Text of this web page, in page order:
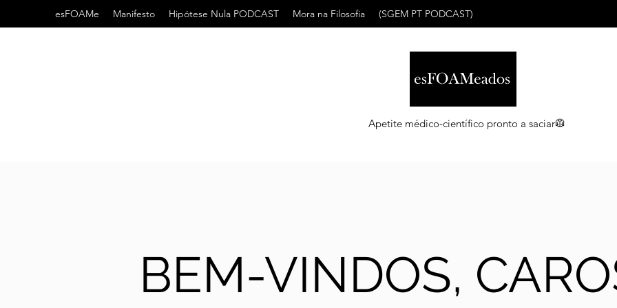
esFOAMe Manifesto Hipótese Nula PODCAST Mora na Filosofia (SGEM PT PODCAST)
Apetite médico-científico pronto a saciar🥼
BEM-VINDOS,